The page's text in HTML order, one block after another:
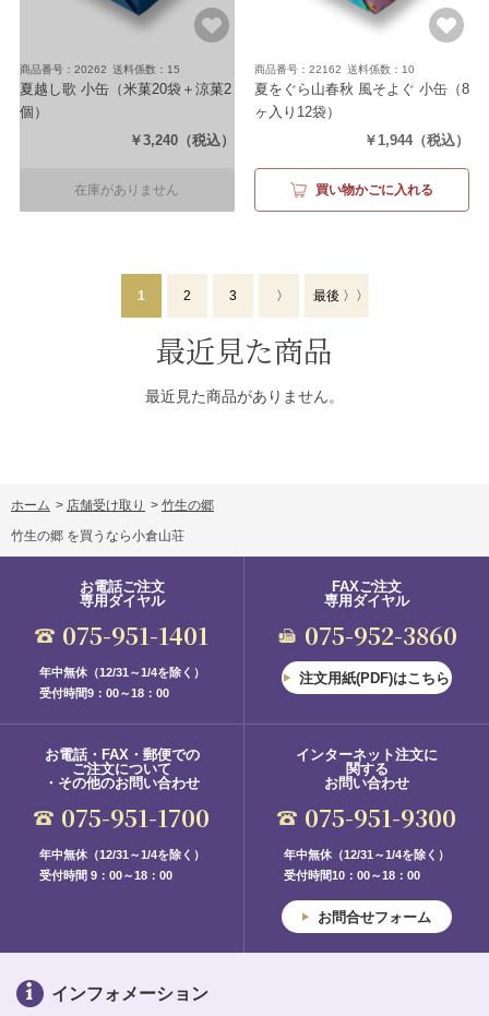
商品番号：20262 送料係数：15
夏越し歌 小缶（米菓20袋＋涼菓2
個）
￥3,240 （税込）
在庫がありません
商品番号：22162 送料係数：10
夏をぐら山春秋 風そよぐ 小缶（8
ヶ入り12袋）
￥1,944（税込）
買い物かごに入れる
1 2 3 〉 最後 〉〉
最近見た商品
最近見た商品がありません。
ホーム > 店舗受け取り > 竹生の郷
竹生の郷 を買うなら小倉山荘
お電話ご注文
専用ダイヤル
075-951-1401
年中無休（12/31～1/4を除く）
受付時間9：00～18：00
FAXご注文
専用ダイヤル
075-952-3860
注文用紙(PDF)はこちら
お電話・FAX・郵便での
ご注文について
・その他のお問い合わせ
075-951-1700
年中無休（12/31～1/4を除く）
受付時間 9：00～18：00
インターネット注文に
関する
お問い合わせ
075-951-9300
年中無休（12/31～1/4を除く）
受付時間10：00～18：00
お問合せフォーム
インフォメーション